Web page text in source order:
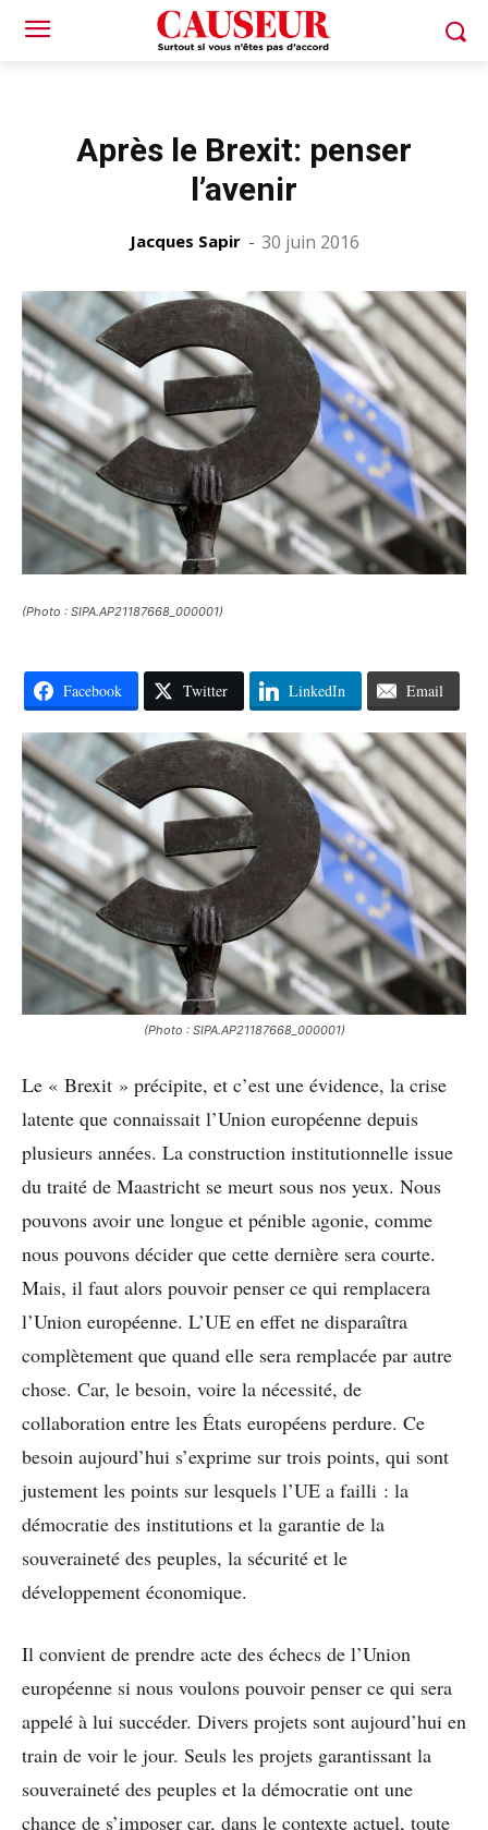
Après le Brexit: penser
l’avenir
Jacques Sapir - 30 juin 2016
(Photo : SIPA.AP21187668_000001)
Facebook Twitter LinkedIn Email
(Photo : SIPA.AP21187668_000001)
Le « Brexit » précipite, et c’est une évidence, la crise
latente que connaissait l’Union européenne depuis
plusieurs années. La construction institutionnelle issue
du traité de Maastricht se meurt sous nos yeux. Nous
pouvons avoir une longue et pénible agonie, comme
nous pouvons décider que cette dernière sera courte.
Mais, il faut alors pouvoir penser ce qui remplacera
l’Union européenne. L’UE en effet ne disparaîtra
complètement que quand elle sera remplacée par autre
chose. Car, le besoin, voire la nécessité, de
collaboration entre les États européens perdure. Ce
besoin aujourd’hui s’exprime sur trois points, qui sont
justement les points sur lesquels l’UE a failli : la
démocratie des institutions et la garantie de la
souveraineté des peuples, la sécurité et le
développement économique.
Il convient de prendre acte des échecs de l’Union
européenne si nous voulons pouvoir penser ce qui sera
appelé à lui succéder. Divers projets sont aujourd’hui en
train de voir le jour. Seuls les projets garantissant la
souveraineté des peuples et la démocratie ont une
chance de s’imposer car, dans le contexte actuel, toute